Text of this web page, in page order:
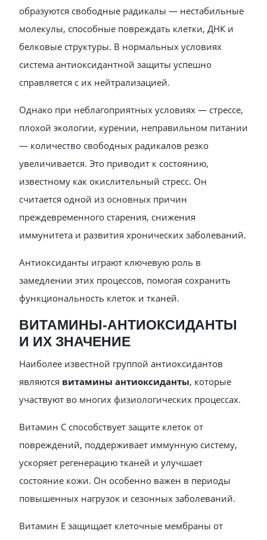
образуются свободные радикалы — нестабильные
молекулы, способные повреждать клетки, ДНК и
белковые структуры. В нормальных условиях
система антиоксидантной защиты успешно
справляется с их нейтрализацией.
Однако при неблагоприятных условиях — стрессе,
плохой экологии, курении, неправильном питании
— количество свободных радикалов резко
увеличивается. Это приводит к состоянию,
известному как окислительный стресс. Он
считается одной из основных причин
преждевременного старения, снижения
иммунитета и развития хронических заболеваний.
Антиоксиданты играют ключевую роль в
замедлении этих процессов, помогая сохранить
функциональность клеток и тканей.
ВИТАМИНЫ-АНТИОКСИДАНТЫ
И ИХ ЗНАЧЕНИЕ
Наиболее известной группой антиоксидантов
являются витамины антиоксиданты, которые
участвуют во многих физиологических процессах.
Витамин C способствует защите клеток от
повреждений, поддерживает иммунную систему,
ускоряет регенерацию тканей и улучшает
состояние кожи. Он особенно важен в периоды
повышенных нагрузок и сезонных заболеваний.
Витамин E защищает клеточные мембраны от